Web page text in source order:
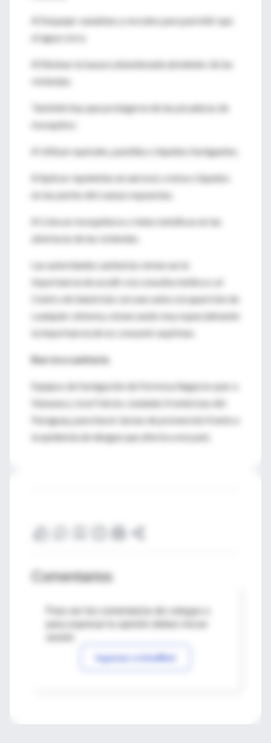
# Despejar canaletas y recodos para permitir que
el agua corra.
# Eliminar la basura abandonada alrededor de las
viviendas.
También hay que protegerse de las picaduras de
mosquitos:
# Utilizar espirales, pastillas o líquidos fumigantes.
# Aplicar repelentes en aerosol, crema o líquidos
en las partes del cuerpo expuestas.
# Colocar mosquiteros o telas metálicas en las
aberturas de las viviendas.
Las autoridades sanitarias remarcan la
importancia de acudir a la consulta médica o al
Centro de Salud más cercano ante a la aparición de
cualquier síntoma, remarcando muy especialmente
la importancia de no consumir aspirinas.
Barrera sanitaria
Equipos de fumigación de Formosa llegaron ayer a
Nanawa y José Falcón, ciudades fronterizas del
Paraguay, para hacer tareas de prevención frente a
la epidemia de dengue que afecta a ese país.
Comentarios
Para ver los comentarios de colegas o
Ingresar a IntraMed